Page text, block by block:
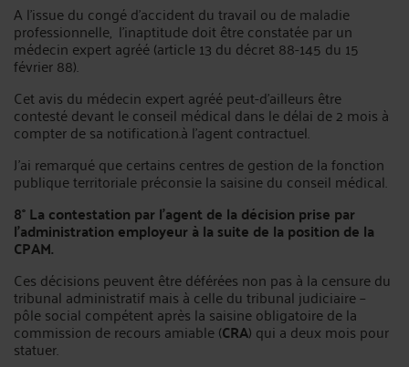
A l'issue du congé d'accident du travail ou de maladie
professionnelle, l’inaptitude doit être constatée par un
médecin expert agréé (article 13 du décret 88-145 du 15
février 88).
Cet avis du médecin expert agréé peut-d'ailleurs être
contesté devant le conseil médical dans le délai de 2 mois à
compter de sa notification.à l'agent contractuel.
J'ai remarqué que certains centres de gestion de la fonction
publique territoriale préconsie la saisine du conseil médical.
8° La contestation par l'agent de la décision prise par
l’administration employeur à la suite de la position de la
CPAM.
Ces décisions peuvent être déférées non pas à la censure du
tribunal administratif mais à celle du tribunal judiciaire –
pôle social compétent après la saisine obligatoire de la
commission de recours amiable (CRA) qui a deux mois pour
statuer.